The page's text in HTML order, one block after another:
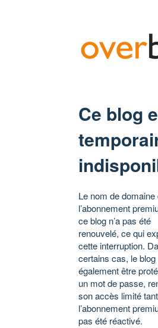
Ce blog
Le nom de domaine
l’abonnement
ce blog n’a pas été
renouvelé, ce qui
cette interruption.
certains cas, le blog
également être
un mot de passe,
son accès limité
l’abonnement
pas été réactivé.